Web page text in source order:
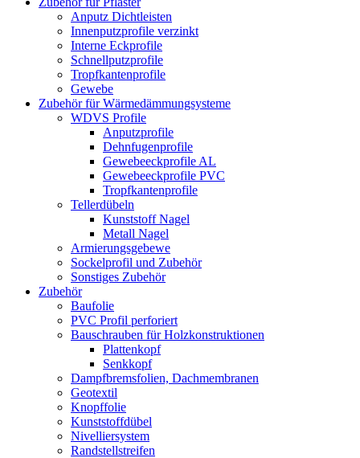
Anputz Dichtleisten
Innenputzprofile verzinkt
Interne Eckprofile
Schnellputzprofile
Tropfkantenprofile
Gewebe
Zubehör für Wärmedämmungsysteme
WDVS Profile
Anputzprofile
Dehnfugenprofile
Gewebeeckprofile AL
Gewebeeckprofile PVC
Tropfkantenprofile
Tellerdübeln
Kunststoff Nagel
Metall Nagel
Armierungsgebewe
Sockelprofil und Zubehör
Sonstiges Zubehör
Zubehör
Baufolie
PVC Profil perforiert
Bauschrauben für Holzkonstruktionen
Plattenkopf
Senkkopf
Dampfbremsfolien, Dachmembranen
Geotextil
Knopffolie
Kunststoffdübel
Nivelliersystem
Randstellstreifen